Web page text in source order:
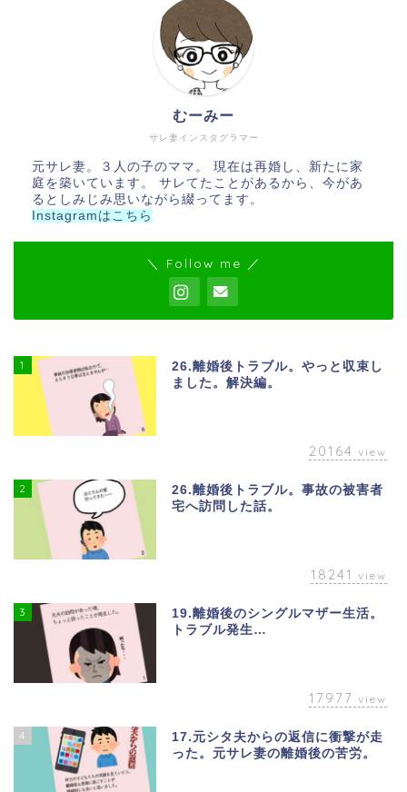
サレ妻インスタグラマー
むーみー
元サレ妻。３人の子のママ。 現在は再婚し、新たに家
庭を築いています。 サレてたことがあるから、今があ
るとしみじみ思いながら綴ってます。
Instagramはこちら
＼ Follow me ／
1
26.離婚後トラブル。やっと収束し
ました。解決編。
20164 view
2
26.離婚後トラブル。事故の被害者
宅へ訪問した話。
18241 view
3
19.離婚後のシングルマザー生活。
トラブル発生…
17977 view
4
17.元シタ夫からの返信に衝撃が走
った。元サレ妻の離婚後の苦労。